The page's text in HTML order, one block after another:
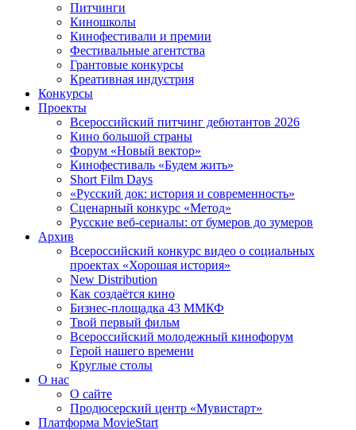
Питчинги
Киношколы
Кинофестивали и премии
Фестивальные агентства
Грантовые конкурсы
Креативная индустрия
Конкурсы
Проекты
Всероссийский питчинг дебютантов 2026
Кино большой страны
Форум «Новый вектор»
Кинофестиваль «Будем жить»
Short Film Days
«Русский док: история и современность»
Сценарный конкурс «Метод»
Русские веб-сериалы: от бумеров до зумеров
Архив
Всероссийский конкурс видео о социальных
проектах «Хорошая история»
New Distribution
Как создаётся кино
Бизнес-площадка 43 ММКФ
Твой первый фильм
Всероссийский молодежный кинофорум
Герой нашего времени
Круглые столы
О нас
О сайте
Продюсерский центр «Мувистарт»
Платформа MovieStart